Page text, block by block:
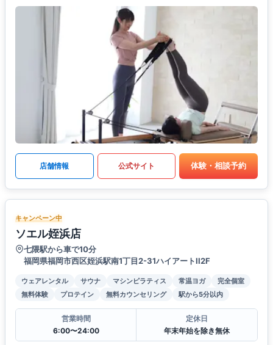
店舗情報 公式サイト 体験・相談予約
キャンペーン中
ソエル姪浜店
七隈駅から車で10分
福岡県福岡市西区姪浜駅南1丁目2-31ハイアートII2F
ウェアレンタル サウナ マシンピラティス 常温ヨガ
完全個室
無料体験
プロテイン 無料カウンセリング 駅から5分以内
営業時間
6:00〜24:00
定休日
年末年始を除き無休